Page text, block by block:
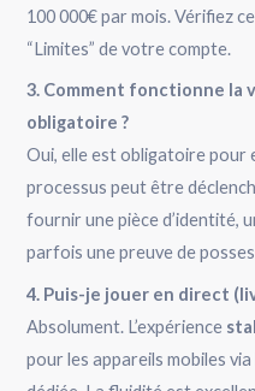
100 000€ par mois. Vérifiez
“Limites” de votre compte.
3. Comment fonctionne la
obligatoire ?
Oui, elle est obligatoire
processus peut être
fournir une pièce d’identité,
parfois une preuve de
4. Puis-je jouer en direct
Absolument. L’expérience
pour les appareils mobiles